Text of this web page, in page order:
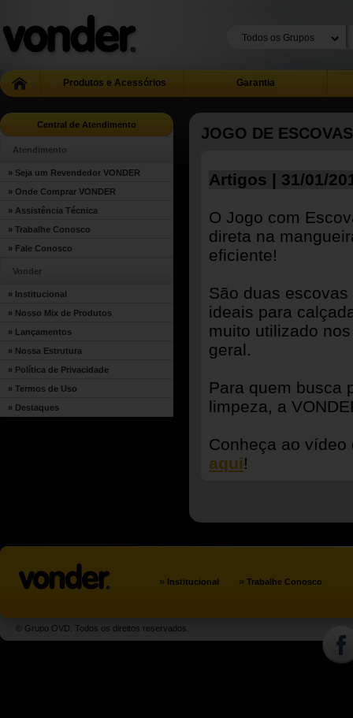
Produtos e Acessórios Garantia
Central de Atendimento
Atendimento
» Seja um Revendedor VONDER
» Onde Comprar VONDER
» Assistência Técnica
» Trabalhe Conosco
» Fale Conosco
Vonder
» Institucional
» Nosso Mix de Produtos
» Lançamentos
» Nossa Estrutura
» Política de Privacidade
» Termos de Uso
» Destaques
JOGO DE
Artigos | 31/01/
O Jogo com
direta na
eficiente!
São duas
ideais para
muito utilizado
geral.
Para quem busca
limpeza, a
Conheça ao
aqui!
» Institucional » Trabalhe Conosco
© Grupo OVD. Todos os direitos reservados.